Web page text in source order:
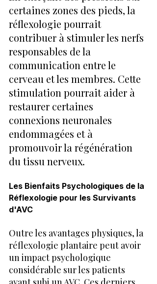
certaines zones des pieds, la
réflexologie pourrait
contribuer à stimuler les nerfs
responsables de la
communication entre le
cerveau et les membres. Cette
stimulation pourrait aider à
restaurer certaines
connexions neuronales
endommagées et à
promouvoir la régénération
du tissu nerveux.
Les Bienfaits Psychologiques de la
Réflexologie pour les Survivants
d'AVC
Outre les avantages physiques, la
réflexologie plantaire peut avoir
un impact psychologique
considérable sur les patients